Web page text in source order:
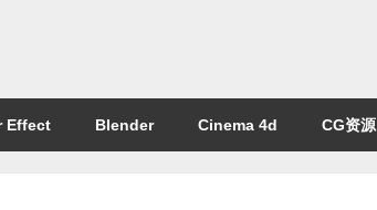
Effect Blender Cinema 4d CG资源